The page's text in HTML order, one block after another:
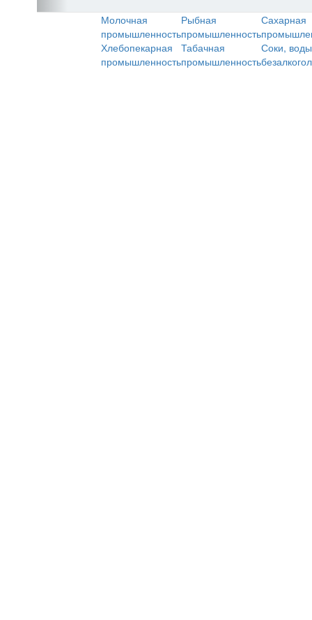
Молочная
промышленность
Рыбная
промышленность
Сахарная
Хлебопекарная
промышленность
Табачная
промышленность
Соки,